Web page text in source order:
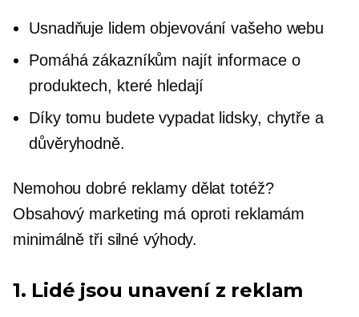
Usnadňuje lidem objevování vašeho webu
Pomáhá zákazníkům najít informace o
produktech, které hledají
Díky tomu budete vypadat lidsky, chytře a
důvěryhodně.
Nemohou dobré reklamy dělat totéž?
Obsahový marketing má oproti reklamám
minimálně tři silné výhody.
1. Lidé jsou unavení z reklam